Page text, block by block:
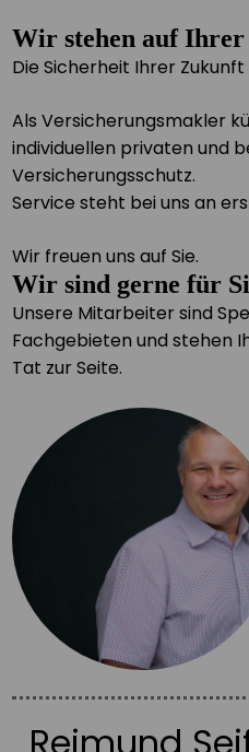
Wir stehen auf Ihrer
Die Sicherheit Ihrer
Als Versicherungsmakler
individuellen privaten und
Versicherungsschutz.
Service steht bei uns an
Wir freuen uns auf Sie.
Wir sind gerne für
Unsere Mitarbeiter sind
Fachgebieten und stehen
Tat zur Seite.